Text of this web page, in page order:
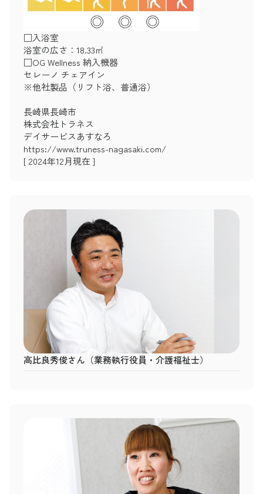
□入浴室
浴室の広さ：18.33㎡
□OG Wellness 納入機器
セレーノ チェアイン
※他社製品（リフト浴、普通浴）
長崎県長崎市
株式会社トラネス
デイサービスあすなろ
https://www.truness-nagasaki.com/
[ 2024年12月現在 ]
高比良秀俊さん（業務執行役員・介護福祉士）